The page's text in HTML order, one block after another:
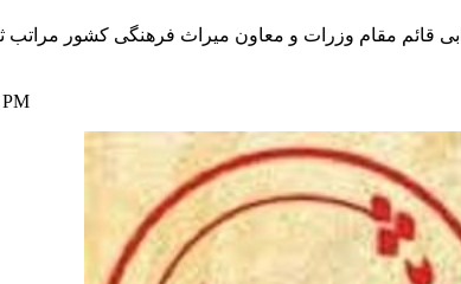
6/6/2022 1:23:28 PM